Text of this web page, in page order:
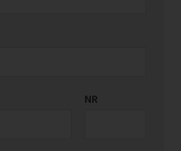
NR
COUNTRY/REGION